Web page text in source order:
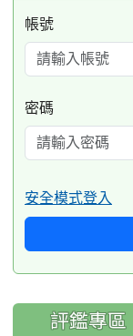
帳號
密碼
安全模式登入
評鑑專區